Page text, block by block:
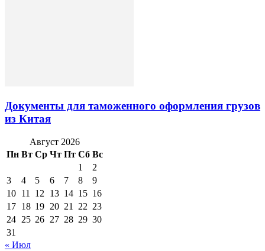
Документы для таможенного оформления грузов
из Китая
Август 2026
Пн Вт Ср Чт Пт Сб Вс
1
2
3
4 5 6 7 8
9
10 11 12 13 14 15 16
17 18 19 20 21 22 23
24 25 26 27 28 29 30
31
« Июл